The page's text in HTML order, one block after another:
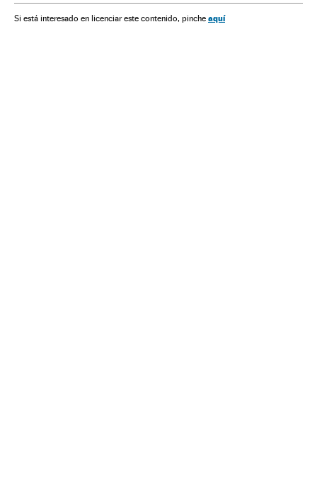
Física nuclear Física Ciências exatas Kip Thorne
Si está interesado en licenciar este contenido, pinche aquí